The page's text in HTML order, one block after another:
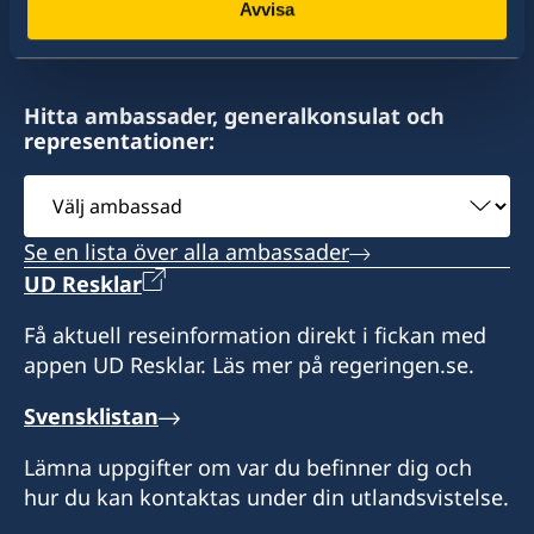
Avvisa
c/o Kids Kube
Redcliffe Street
Antigua
Expeditionstid: besök endast efter
överenskommelse i förväg
Honorärkonsul
av drygt 100 utlandsmyndigheter.
Hitta ambassader, generalkonsulat och
representationer:
Välj
ambassad
Se en lista över alla ambassader
UD Resklar
Få aktuell reseinformation direkt i fickan med
appen UD Resklar. Läs mer på regeringen.se.
Svensklistan
Lämna uppgifter om var du befinner dig och
hur du kan kontaktas under din utlandsvistelse.